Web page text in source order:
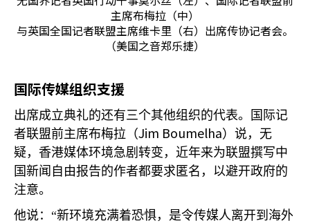
主席布梅拉（中）
与英国全国记者联盟主席维卡里（右）出席传协记者会。
（美国之音郑乐捷）
国际传媒组织支援
出席成立典礼的还有三个其他组织的代表。国际记
者联盟前主席布梅拉（Jim Boumelha）说，无
疑，香港媒体环境急剧转变，近年来为联盟撰写中
国新闻自由报告的作者都要求匿名，以避开政府的
注意。
他说：“新环境充满着恐惧，是令传媒人离开到海外